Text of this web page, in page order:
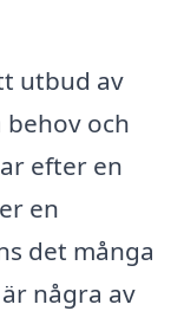
utbud av
behov och
efter en
en
det många
några av